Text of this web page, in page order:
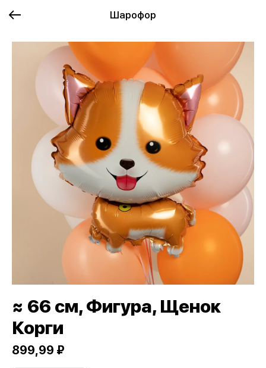
Шарофор
≈ 66 см, Фигура, Щенок
Корги
899,99 ₽